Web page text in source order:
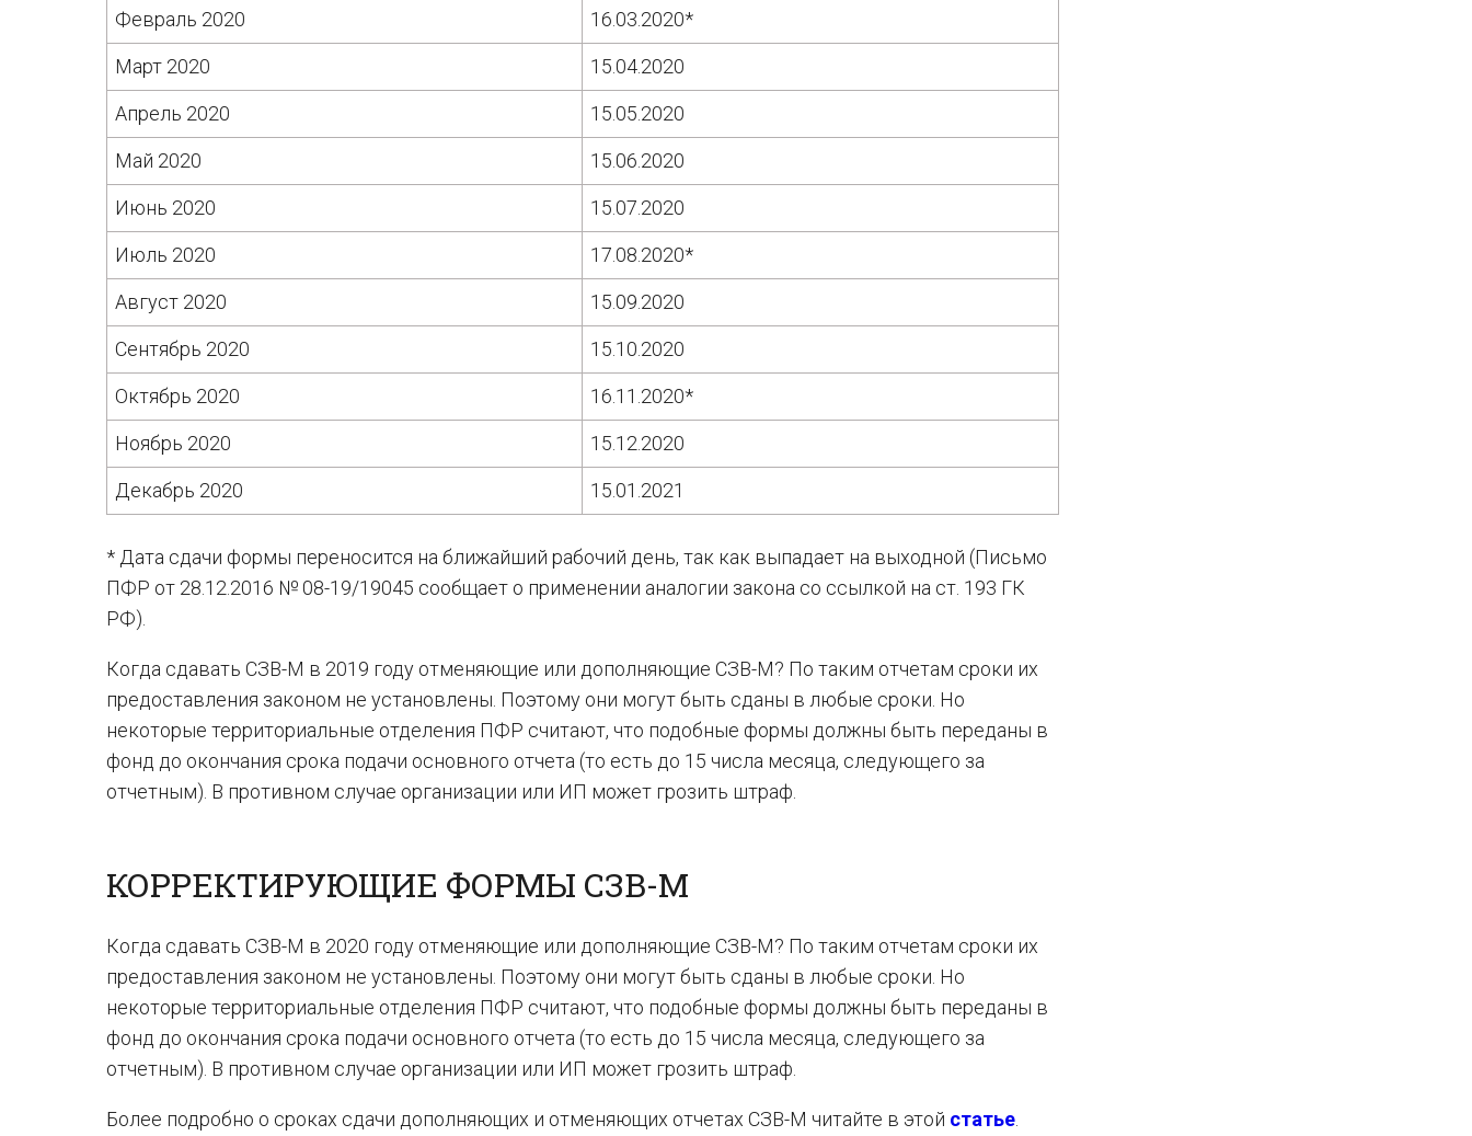
Февраль 2020 16.03.2020*
Март 2020 15.04.2020
Апрель 2020 15.05.2020
Май 2020 15.06.2020
Июнь 2020 15.07.2020
Июль 2020 17.08.2020*
Август 2020 15.09.2020
Сентябрь 2020 15.10.2020
Октябрь 2020 16.11.2020*
Ноябрь 2020 15.12.2020
Декабрь 2020 15.01.2021
* Дата сдачи формы переносится на ближайший рабочий день, так как выпадает на выходной (Письмо
ПФР от 28.12.2016 № 08-19/19045 сообщает о применении аналогии закона со ссылкой на ст. 193 ГК
РФ).
Когда сдавать СЗВ-М в 2019 году отменяющие или дополняющие СЗВ-М? По таким отчетам сроки их
предоставления законом не установлены. Поэтому они могут быть сданы в любые сроки. Но
некоторые территориальные отделения ПФР считают, что подобные формы должны быть переданы в
фонд до окончания срока подачи основного отчета (то есть до 15 числа месяца, следующего за
отчетным). В противном случае организации или ИП может грозить штраф.
КОРРЕКТИРУЮЩИЕ ФОРМЫ СЗВ-М
Когда сдавать СЗВ-М в 2020 году отменяющие или дополняющие СЗВ-М? По таким отчетам сроки их
предоставления законом не установлены. Поэтому они могут быть сданы в любые сроки. Но
некоторые территориальные отделения ПФР считают, что подобные формы должны быть переданы в
фонд до окончания срока подачи основного отчета (то есть до 15 числа месяца, следующего за
отчетным). В противном случае организации или ИП может грозить штраф.
Более подробно о сроках сдачи дополняющих и отменяющих отчетах СЗВ-М читайте в этой статье